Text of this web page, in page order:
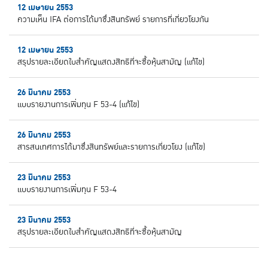
12 เมษายน 2553
ความเห็น IFA ต่อการได้มาซึ่งสินทรัพย์ รายการที่เกี่ยวโยงกัน
12 เมษายน 2553
สรุปรายละเอียดใบสำคัญแสดงสิทธิที่จะซื้อหุ้นสามัญ (แก้ไข)
26 มีนาคม 2553
แบบรายงานการเพิ่มทุน F 53-4 (แก้ไข)
26 มีนาคม 2553
สารสนเทศการได้มาซึ่งสินทรัพย์และรายการเกี่ยวโยง (แก้ไข)
23 มีนาคม 2553
แบบรายงานการเพิ่มทุน F 53-4
23 มีนาคม 2553
สรุปรายละเอียดใบสำคัญแสดงสิทธิที่จะซื้อหุ้นสามัญ